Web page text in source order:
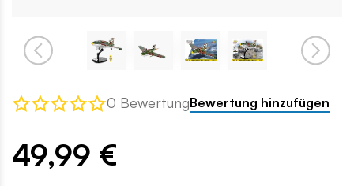
0 BewertungBewertung hinzufügen
49,99 €